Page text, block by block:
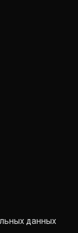
данных